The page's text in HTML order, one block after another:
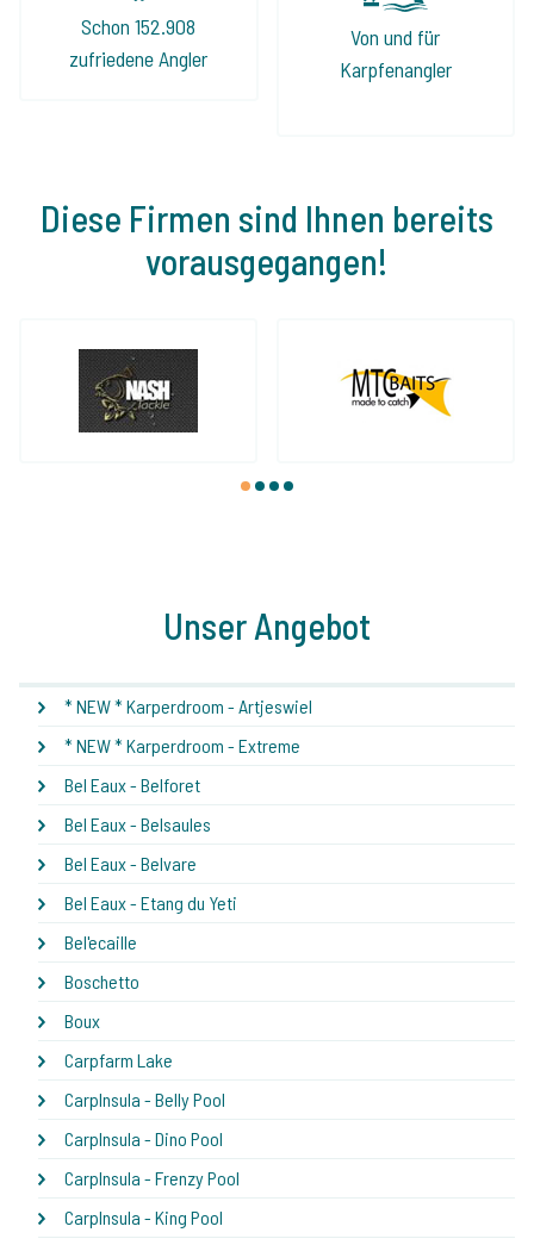
Schon 152.908
zufriedene Angler
Von und für
Karpfenangler
Diese Firmen sind Ihnen bereits
vorausgegangen!
1 2 3 4
Unser Angebot
* NEW * Karperdroom - Artjeswiel
* NEW * Karperdroom - Extreme
Bel Eaux - Belforet
Bel Eaux - Belsaules
Bel Eaux - Belvare
Bel Eaux - Etang du Yeti
Bel'ecaille
Boschetto
Boux
Carpfarm Lake
CarpInsula - Belly Pool
CarpInsula - Dino Pool
CarpInsula - Frenzy Pool
CarpInsula - King Pool